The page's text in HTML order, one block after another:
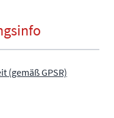
(gemäß GPSR)